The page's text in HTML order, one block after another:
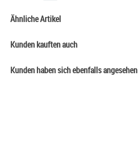
Ähnliche Artikel
Kunden kauften auch
Kunden haben sich ebenfalls angesehen